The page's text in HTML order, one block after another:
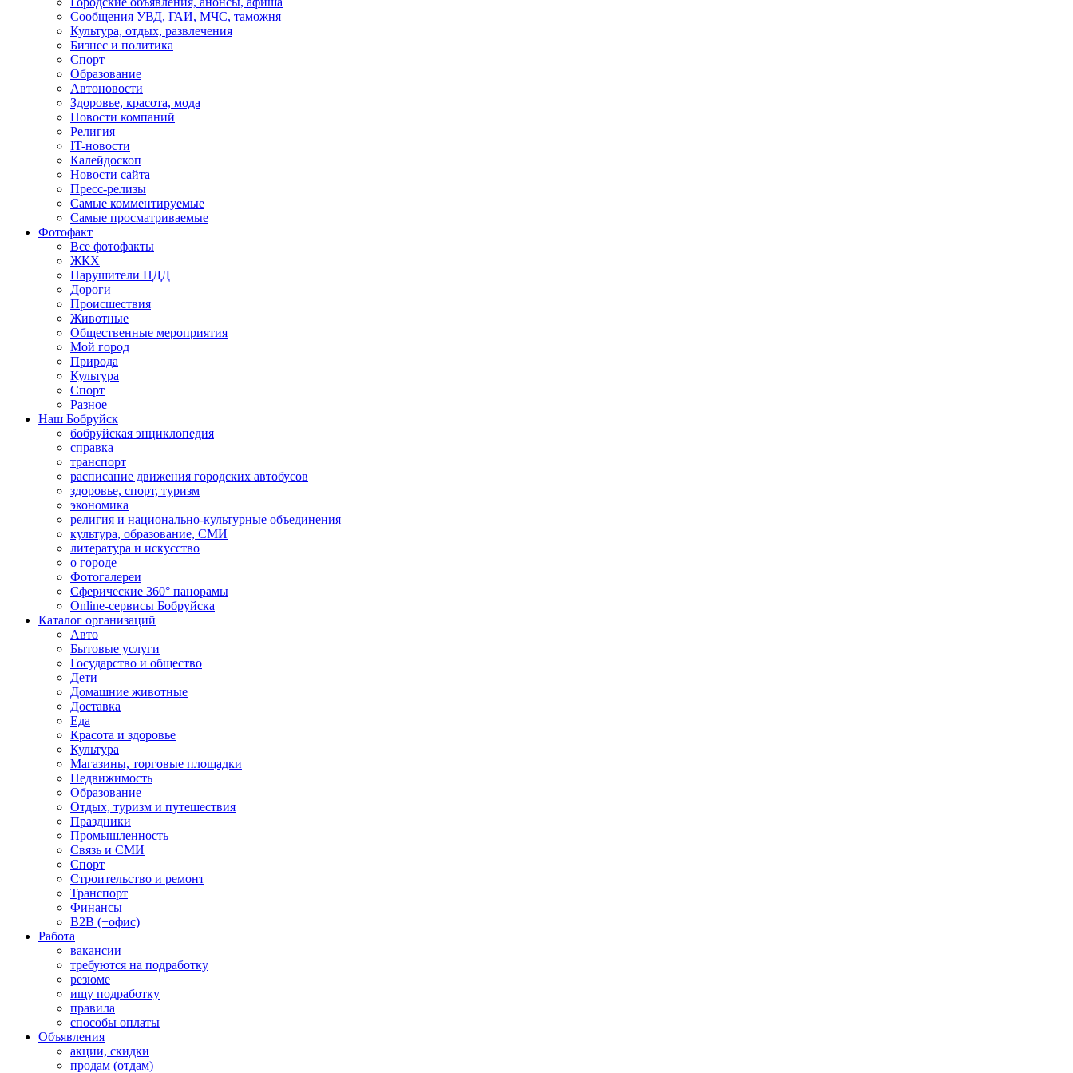
Сообщения УВД, ГАИ, МЧС, таможня
Культура, отдых, развлечения
Бизнес и политика
Спорт
Образование
Автоновости
Здоровье, красота, мода
Новости компаний
Религия
IT-новости
Калейдоскоп
Новости сайта
Пресс-релизы
Самые комментируемые
Самые просматриваемые
Фотофакт
Все фотофакты
ЖКХ
Нарушители ПДД
Дороги
Происшествия
Животные
Общественные мероприятия
Мой город
Природа
Культура
Спорт
Разное
Наш Бобруйск
бобруйская энциклопедия
справка
транспорт
расписание движения городских автобусов
здоровье, спорт, туризм
экономика
религия и национально-культурные объединения
культура, образование, СМИ
литература и искусство
о городе
Фотогалереи
Сферические 360° панорамы
Online-сервисы Бобруйска
Каталог организаций
Авто
Бытовые услуги
Государство и общество
Дети
Домашние животные
Доставка
Еда
Красота и здоровье
Культура
Магазины, торговые площадки
Недвижимость
Образование
Отдых, туризм и путешествия
Праздники
Промышленность
Связь и СМИ
Спорт
Строительство и ремонт
Транспорт
Финансы
B2B (+офис)
Работа
вакансии
требуются на подработку
резюме
ищу подработку
правила
способы оплаты
Объявления
акции, скидки
продам (отдам)